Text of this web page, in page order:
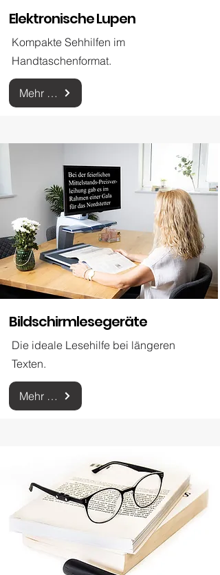
Elektronische Lupen
Kompakte Sehhilfen im
Handtaschenformat.
Mehr zu elektronischen Lupen
Bildschirmlesegeräte
Die ideale Lesehilfe bei längeren
Texten.
Mehr zu Bildschirmlesegeräten